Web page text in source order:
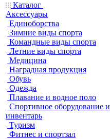
Каталог
Аксессуары
Единоборства
Зимние виды спорта
Командные виды спорта
Летние виды спорта
Медицина
Наградная продукция
Обувь
Одежда
Плавание и водное поло
Спортивное оборудование и
инвентарь
Туризм
Фитнес и спортзал